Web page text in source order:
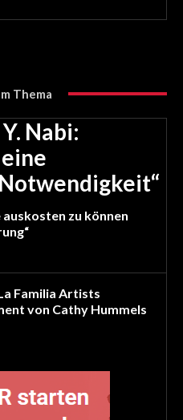
Thema
Nabi:
zu können
Familia Artists
von Cathy Hummels